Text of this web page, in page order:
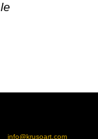
info@krusoart.com